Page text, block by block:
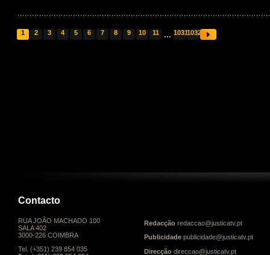
1 2 3 4 5 6 7 8 9 10 11 ... 10311032
Contacto
RUA JOÃO MACHADO 100
SALA 402
3000-226 COIMBRA
Tel. (+351) 239 854 035
Redacção redaccao@justicatv.pt
Publicidade publicidade@justicatv.pt
Direcção direccao@justicatv.pt